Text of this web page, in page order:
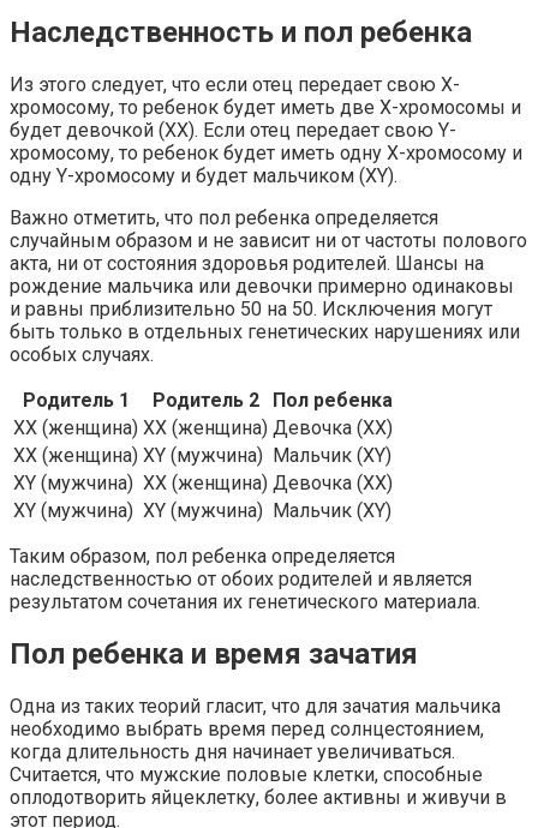
Наследственность и пол ребенка
Из этого следует, что если отец передает свою X-
хромосому, то ребенок будет иметь две X-хромосомы и
будет девочкой (XX). Если отец передает свою Y-
хромосому, то ребенок будет иметь одну X-хромосому и
одну Y-хромосому и будет мальчиком (XY).
Важно отметить, что пол ребенка определяется
случайным образом и не зависит ни от частоты полового
акта, ни от состояния здоровья родителей. Шансы на
рождение мальчика или девочки примерно одинаковы
и равны приблизительно 50 на 50. Исключения могут
быть только в отдельных генетических нарушениях или
особых случаях.
Родитель 1
Родитель 2
Пол ребенка
XX (женщина) XX (женщина) Девочка (XX)
XX (женщина) XY (мужчина) Мальчик (XY)
XY (мужчина) XX (женщина) Девочка (XX)
XY (мужчина) XY (мужчина) Мальчик (XY)
Таким образом, пол ребенка определяется
наследственностью от обоих родителей и является
результатом сочетания их генетического материала.
Пол ребенка и время зачатия
Одна из таких теорий гласит, что для зачатия мальчика
необходимо выбрать время перед солнцестоянием,
когда длительность дня начинает увеличиваться.
Считается, что мужские половые клетки, способные
оплодотворить яйцеклетку, более активны и живучи в
этот период.